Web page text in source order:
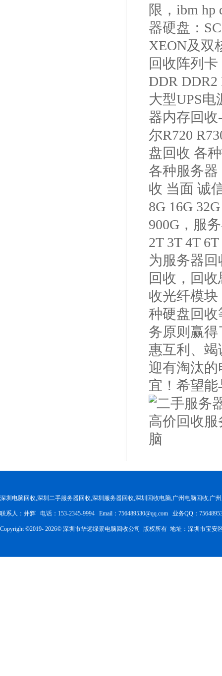
限，ibm hp
器硬盘：
XEON及双
回收阵列
DDR
大型UPS
器内存回
尔R720
盘回收 各
各种服务
收 当面 诚
8G 16G
900G，服
2T 3T 4T
为服务器
回收，回
收光纤模
种硬盘回
务原则赢
惠互利、
迎有淘汰
宜！希望
深圳电脑回收,深圳二手服务器回收,深圳服务器回收,深圳回收电脑,广州电脑回收,广
联系人：井辉 电话：153-2345-9994 Email：756489530@qq.com 业务QQ：
Copyright ©2019- 2026© 深圳市华远绿景电脑回收公司 版权所有 地址：深圳市宝安